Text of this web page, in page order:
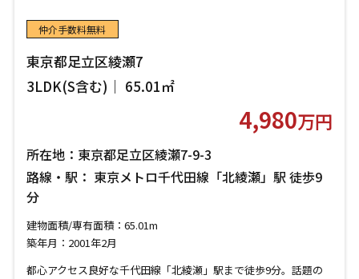
仲介手数料無料
東京都足立区綾瀬7
3LDK(S含む)｜ 65.01㎡
4,980万円
所在地：東京都足立区綾瀬7-9-3
路線・駅： 東京メトロ千代田線「北綾瀬」駅 徒歩9
分
建物面積/専有面積：65.01m
築年月：2001年2月
都心アクセス良好な千代田線「北綾瀬」駅まで徒歩9分。話題の